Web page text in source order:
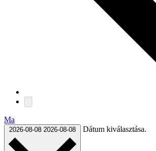
Ma
2026-08-08 2026-08-08 Dátum kiválasztása.